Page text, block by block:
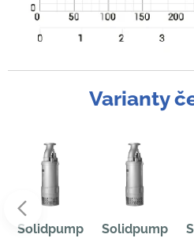
Varianty
Solidpump
Solidpump